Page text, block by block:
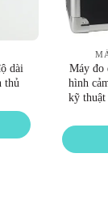
dài
thủ
Máy đo
hình
kỹ